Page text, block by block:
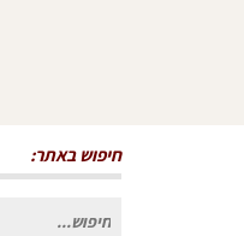
חיפוש באתר:
חיפוש